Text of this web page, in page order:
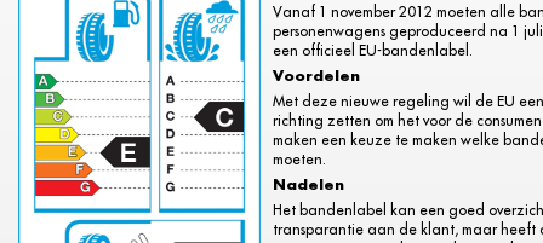
Vanaf 1 november 2012 moeten alle
personenwagens geproduceerd na 1
een officieel EU-bandenlabel.
Voordelen
Met deze nieuwe regeling wil de EU
richting zetten om het voor de
maken een keuze te maken welke
moeten.
Nadelen
Het bandenlabel kan een goed
transparantie aan de klant, maar heeft